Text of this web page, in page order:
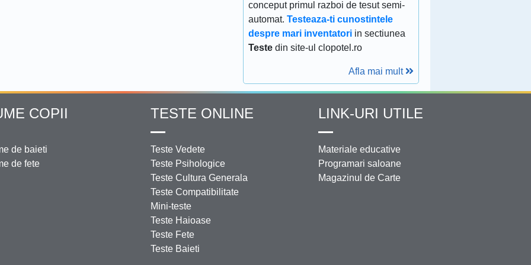
conceput primul razboi de tesut semi-
automat.Testeaza-ti cunostintele
despre mari inventatori in sectiunea
Teste din site-ul clopotel.ro
Afla mai mult
COPII
de baieti
de fete
TESTE ONLINE
Teste Vedete
Teste Psihologice
Teste Cultura Generala
Teste Compatibilitate
Mini-teste
Teste Haioase
Teste Fete
Teste Baieti
LINK-URI UTILE
Materiale educative
Programari saloane
Magazinul de Carte